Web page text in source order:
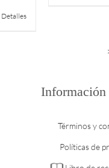
Detalles
Términos y
Políticas de